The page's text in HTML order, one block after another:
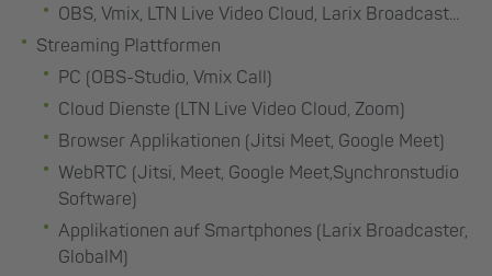
OBS, Vmix, LTN Live Video Cloud, Larix Broadcast...
Streaming Plattformen
PC (OBS-Studio, Vmix Call)
Cloud Dienste (LTN Live Video Cloud, Zoom)
Browser Applikationen (Jitsi Meet, Google Meet)
WebRTC (Jitsi, Meet, Google Meet,Synchronstudio
Software)
Applikationen auf Smartphones (Larix Broadcaster,
GlobalM)